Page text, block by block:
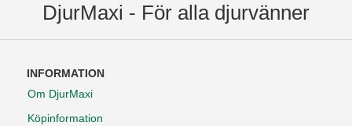
DjurMaxi - För alla djurvänner
INFORMATION
Om DjurMaxi
Köpinformation